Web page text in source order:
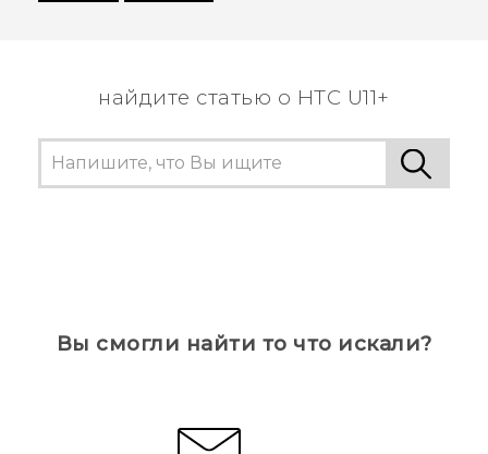
найдите статью о HTC U11+
Вы смогли найти то что искали?